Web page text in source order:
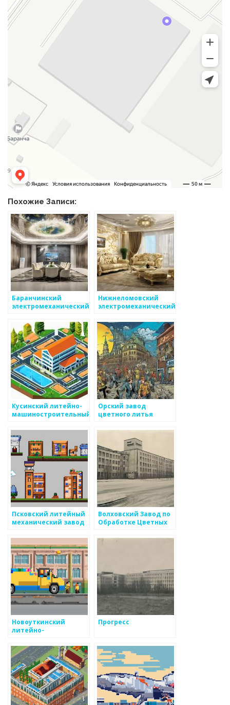
Похожие Записи:
Баранчинский
электромеханический
Нижнеломовский
электромеханический
Кусинский литейно-
машиностроительный
Орский завод
цветного литья
Псковский литейный
механический завод
Волховский Завод по
Обработке Цветных
Новоуткинский
литейно-
Прогресс